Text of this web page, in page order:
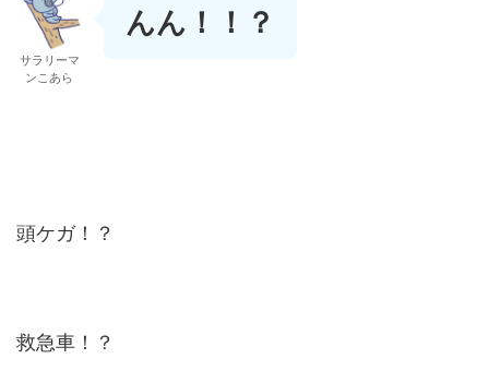
サラリーマ
ンこあら
んん！！？
頭ケガ！？
救急車！？